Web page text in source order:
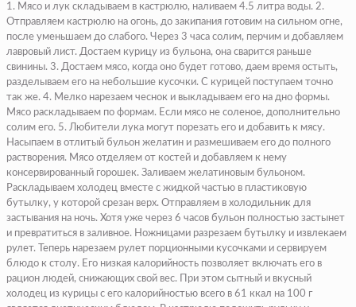
1. Мясо и лук складываем в кастрюлю, наливаем 4.5 литра воды. 2.
Отправляем кастрюлю на огонь, до закипания готовим на сильном огне,
после уменьшаем до слабого. Через 3 часа солим, перчим и добавляем
лавровый лист. Достаем курицу из бульона, она сварится раньше
свинины. 3. Достаем мясо, когда оно будет готово, даем время остыть,
разделываем его на небольшие кусочки. С курицей поступаем точно
так же. 4. Мелко нарезаем чеснок и выкладываем его на дно формы.
Мясо раскладываем по формам. Если мясо не соленое, дополнительно
солим его. 5. Любители лука могут порезать его и добавить к мясу.
Насыпаем в отлитый бульон желатин и размешиваем его до полного
растворения. Мясо отделяем от костей и добавляем к нему
консервированный горошек. Заливаем желатиновым бульоном.
Раскладываем холодец вместе с жидкой частью в пластиковую
бутылку, у которой срезан верх. Отправляем в холодильник для
застывания на ночь. Хотя уже через 6 часов бульон полностью застынет
и превратиться в заливное. Ножницами разрезаем бутылку и извлекаем
рулет.
Теперь нарезаем рулет порционными кусочками и сервируем
блюдо к столу. Его низкая калорийность позволяет включать его в
рацион людей, снижающих свой вес. При этом сытный и вкусный
холодец из курицы с его калорийностью всего в 61 ккал на 100 г